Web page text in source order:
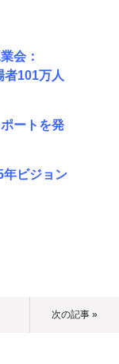
会：
101万人
ートを発
年ビジョン
次の記事 »